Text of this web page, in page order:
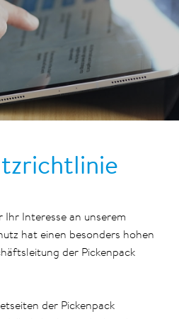
Ihr Interesse an unserem
hat einen besonders hohen
der Pickenpack
der Pickenpack